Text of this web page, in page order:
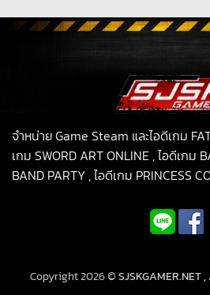
จำหน่าย Game Steam และไอดีเกม
เกม SWORD ART ONLINE , ไอดีเกม
BAND PARTY , ไอดีเกม PRINCESS
Copyright 2026 ©SJSKGAMER.NET ,